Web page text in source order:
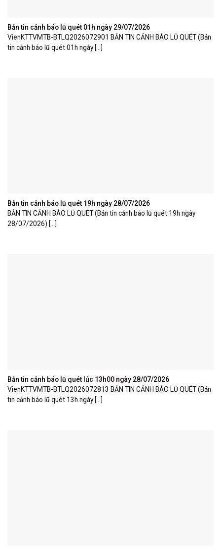
Bản tin cảnh báo lũ quét 01h ngày 29/07/2026
VienKTTVMTB-BTLQ2026072901 BẢN TIN CẢNH BÁO LŨ QUÉT (Bản
tin cảnh báo lũ quét 01h ngày [...]
Bản tin cảnh báo lũ quét 19h ngày 28/07/2026
BẢN TIN CẢNH BÁO LŨ QUÉT (Bản tin cảnh báo lũ quét 19h ngày
28/07/2026) [...]
Bản tin cảnh báo lũ quét lúc 13h00 ngày 28/07/2026
VienKTTVMTB-BTLQ2026072813 BẢN TIN CẢNH BÁO LŨ QUÉT (Bản
tin cảnh báo lũ quét 13h ngày [...]